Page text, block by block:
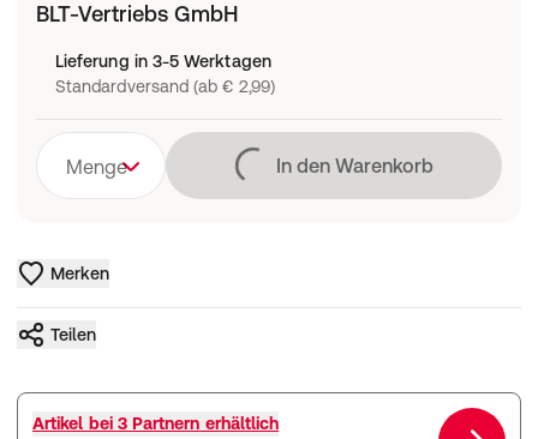
BLT-Vertriebs GmbH
Lieferung in 3-5 Werktagen
Standardversand (ab € 2,99)
Menge LädtIn den Warenkorb
Merken
Teilen
Artikel bei 3 Partnern erhältlich